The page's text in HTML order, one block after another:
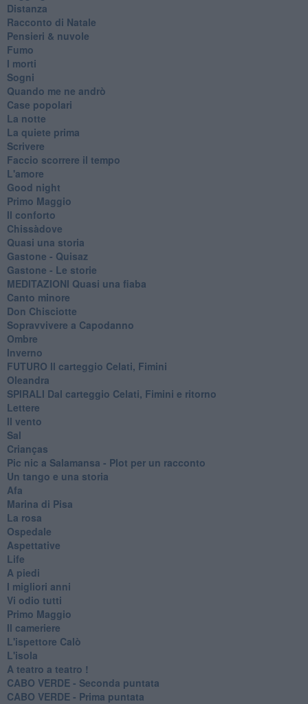
Distanza
Racconto di Natale
Pensieri & nuvole
Fumo
I morti
Sogni
Quando me ne andrò
Case popolari
La notte
La quiete prima
Scrivere
Faccio scorrere il tempo
L'amore
Good night
Primo Maggio
Il conforto
Chissàdove
Quasi una storia
Gastone - Quisaz
Gastone - Le storie
MEDITAZIONI Quasi una fiaba
Canto minore
Don Chisciotte
Sopravvivere a Capodanno
Ombre
Inverno
FUTURO Il carteggio Celati, Fimini
Oleandra
SPIRALI Dal carteggio Celati, Fimini e ritorno
Lettere
Il vento
Sal
Crianças
Pic nic a Salamansa - Plot per un racconto
Un tango e una storia
Afa
Marina di Pisa
La rosa
Ospedale
Aspettative
Life
A piedi
I migliori anni
Vi odio tutti
Primo Maggio
Il cameriere
L'ispettore Calò
L'isola
A teatro a teatro !
CABO VERDE - Seconda puntata
CABO VERDE - Prima puntata